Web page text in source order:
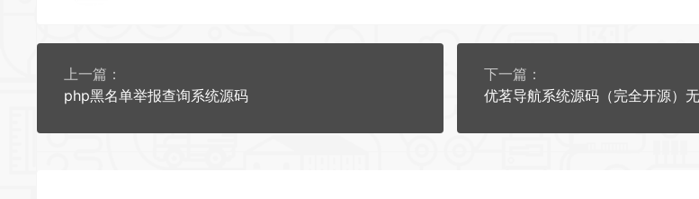
上一篇：
php黑名单举报查询系统源码
下一篇：
优茗导航系统源码（完全开源）